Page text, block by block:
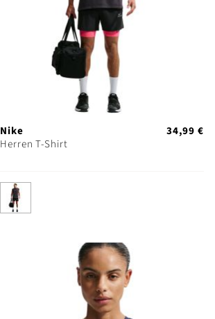
Nike
Herren T-Shirt
34,99 €